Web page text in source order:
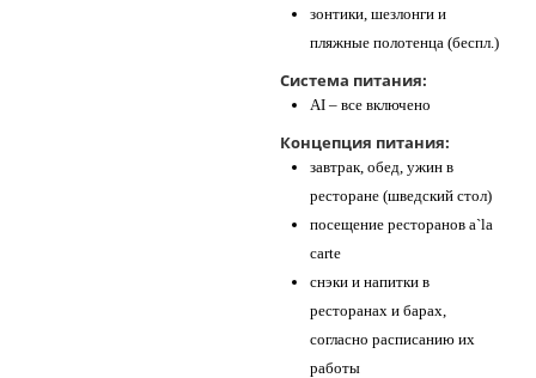
зонтики, шезлонги и ​
пляжные полотенца (беспл.)
Система питания:
AI – все включено
Концепция питания:
завтрак, обед, ужин в
ресторане (шведский стол)
посещение ресторанов a`la
carte
снэки и напитки в
ресторанах и барах,
согласно расписанию их
работы